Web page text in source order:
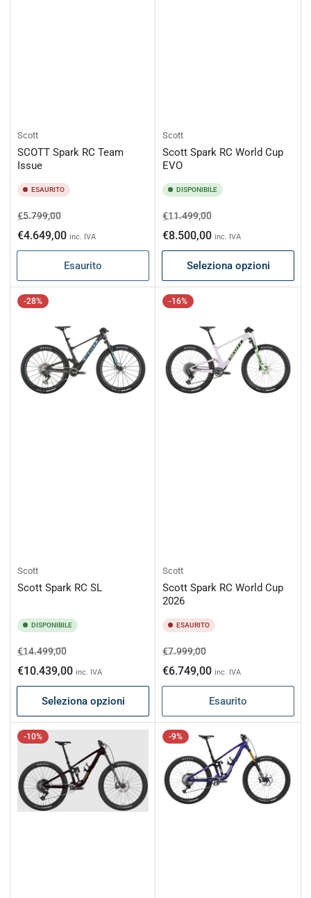
Scott
SCOTT Spark RC Team
Issue
ESAURITO
Prezzo
di
listino
€5.799,00Prezzo
scontato
€4.649,00 inc. IVA
Esaurito
Scott
Scott Spark RC World Cup
EVO
DISPONIBILE
Prezzo
di
listino
€11.499,00Prezzo
scontato
€8.500,00 inc. IVA
Seleziona opzioni
-28%
Scott
Scott Spark RC SL
DISPONIBILE
Prezzo
di
listino
€14.499,00Prezzo
scontato
€10.439,00 inc. IVA
Seleziona opzioni
-16%
Scott
Scott Spark RC World Cup
2026
ESAURITO
Prezzo
di
listino
€7.999,00Prezzo
scontato
€6.749,00 inc. IVA
Esaurito
-10% -9%